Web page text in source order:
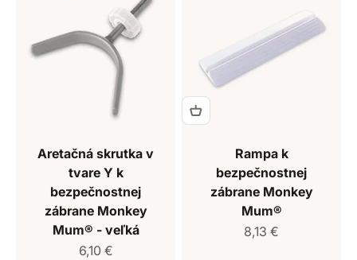
Aretačná skrutka v
tvare Y k
bezpečnostnej
zábrane Monkey
Mum® - veľká
Predajná cena
6,10 €
Rampa k
bezpečnostnej
zábrane Monkey
Mum®
Predajná cena
8,13 €